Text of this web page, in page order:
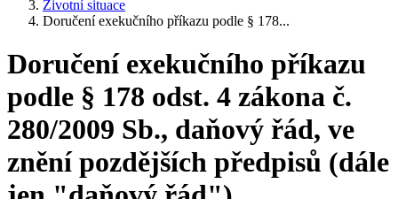
Životní situace
Doručení exekučního příkazu podle § 178...
Doručení exekučního příkazu
podle § 178 odst. 4 zákona č.
280/2009 Sb., daňový řád, ve
znění pozdějších předpisů (dále